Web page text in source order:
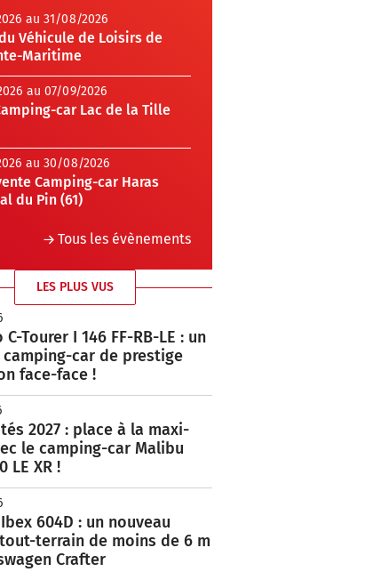
au 31/08/2026
Véhicule de Loisirs de
Maritime
au 07/09/2026
car Lac de la Tille
au 30/08/2026
Camping-car Haras
du Pin (61)
Tous les évènements
LES PLUS VUS
Tourer I 146 FF-RB-LE : un
camping-car de prestige
face-face !
2027 : place à la maxi-
le camping-car Malibu
LE XR !
604D : un nouveau
terrain de moins de 6 m
Crafter